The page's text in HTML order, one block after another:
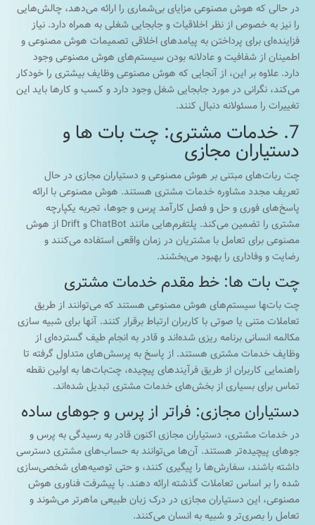
در حالی که هوش مصنوعی مزایای بی‌شماری را ارائه می‌دهد، چالش‌هایی
را نیز به خصوص از نظر اخلاقیات و جابجایی شغلی به همراه دارد. نیاز
فزاینده‌ای برای پرداختن به پیامدهای اخلاقی تصمیمات هوش مصنوعی و
اطمینان از شفافیت و عادلانه بودن سیستم‌های هوش مصنوعی وجود
دارد. علاوه بر این، از آنجایی که هوش مصنوعی وظایف بیشتری را خودکار
می‌کند، نگرانی در مورد جابجایی شغل وجود دارد و کسب و کارها باید این
تغییرات را مسئولانه دنبال کنند.
7. خدمات مشتری: چت بات ها و
دستیاران مجازی
چت ربات‌های مبتنی بر هوش مصنوعی و دستیاران مجازی در حال
تعریف مجدد مشاوره خدمات مشتری هستند. هوش مصنوعی با ارائه
پاسخ‌های فوری و حل و فصل کارآمد پرس و جوها، تجربه یکپارچه
مشتری را تضمین می‌کند. پلتفرم‌هایی مانند ChatBot و Drift از هوش
مصنوعی برای تعامل با مشتریان در زمان واقعی استفاده می‌کنند و
رضایت و وفاداری را بهبود می‌بخشند.
چت بات ها: خط مقدم خدمات مشتری
چت بات‌‍ها سیستم‌های هوش مصنوعی هستند که می‌توانند از طریق
تعاملات متنی یا صوتی با کاربران ارتباط برقرار کنند. آنها برای شبیه سازی
مکالمه انسانی برنامه ریزی شده‌اند و قادر به انجام طیف گسترده‌ای از
وظایف خدمات مشتری هستند. از پاسخ به پرسش‌های متداول گرفته تا
راهنمایی کاربران از طریق فرآیندهای پیچیده، چت‌بات‌ها به اولین نقطه
تماس برای بسیاری از بخش‌های خدمات مشتری تبدیل شده‌اند.
دستیاران مجازی: فراتر از پرس و جوهای ساده
در خدمات مشتری، دستیاران مجازی اکنون قادر به رسیدگی به پرس و
جوهای پیچیده‌تر هستند. آن‌ها می‌توانند به حساب‌های مشتری دسترسی
داشته باشند، سفارش‌ها را پیگیری کنند، و حتی توصیه‌های شخصی‌سازی
شده را بر اساس تعاملات گذشته ارائه دهند. با پیشرفت فناوری هوش
مصنوعی، این دستیاران مجازی در درک زبان طبیعی ماهرتر می‌شوند و
تعامل را بصری‌تر و شبیه به انسان می‌کنند.